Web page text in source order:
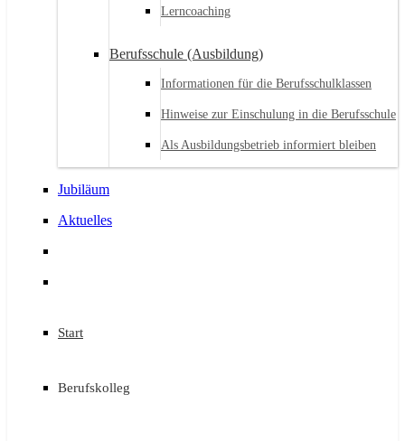
Lerncoaching
Berufsschule (Ausbildung)
Informationen für die Berufsschulklassen
Hinweise zur Einschulung in die Berufsschule
Als Ausbildungsbetrieb informiert bleiben
Jubiläum
Aktuelles
Start
Berufskolleg